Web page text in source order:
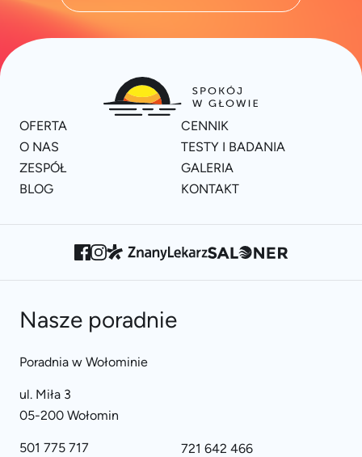
OFERTA
CENNIK
O NAS
TESTY I BADANIA
ZESPÓŁ
GALERIA
BLOG
KONTAKT
Nasze poradnie
Poradnia w Wołominie
ul. Miła 3
05-200 Wołomin
501 775 717 721 642 466